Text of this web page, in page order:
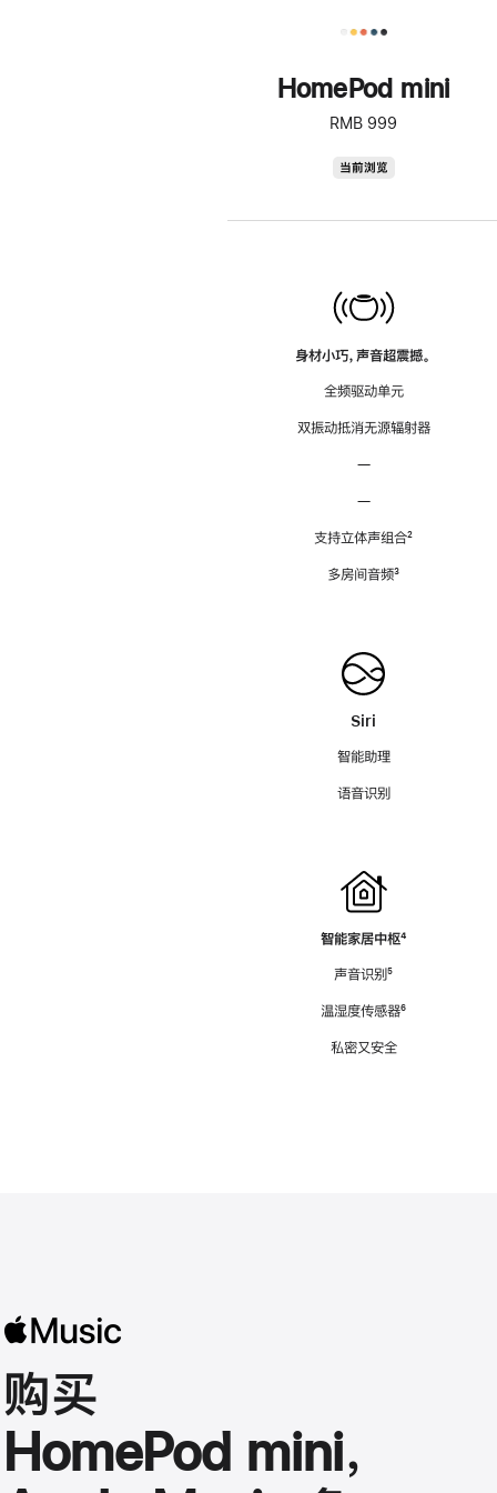
HomePod mini
RMB 999
当前浏览
身材小巧，声音超震撼。
全频驱动单元
双振动抵消无源辐射器
—
—
支持立体声组合脚
²
多房间音频脚
³
Siri
智能助理
语音识别
智能家居中枢脚
⁴
声音识别脚
⁵
温湿度传感器脚
⁶
私密又安全
购买
HomePod mini，